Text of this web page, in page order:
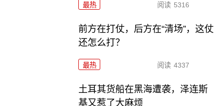
最热 阅读 5316
前方在打仗，后方在“清场”，这仗
还怎么打？
最热 阅读 4337
土耳其货船在黑海遭袭，泽连斯
基又惹了大麻烦